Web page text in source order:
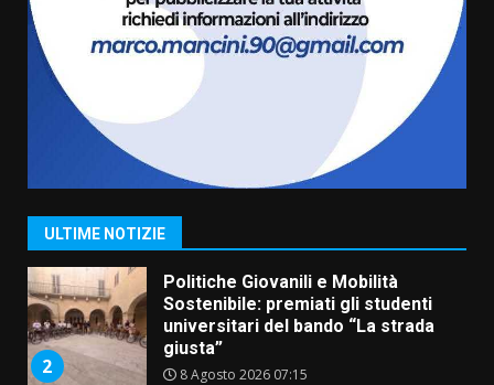
ULTIME NOTIZIE
Grazia Neglia, coordinatrice
cittadina di Fratelli d’Italia,
pronta a tornare in Consiglio
comunale
6 Agosto 2026 08:00
1
Savelletri in festa, domani sera
grande spettacolo con Uccio De
2
Politiche Giovanili e Mobilità
Sostenibile: premiati gli studenti
universitari del bando “La strada
giusta”
8 Agosto 2026 07:15